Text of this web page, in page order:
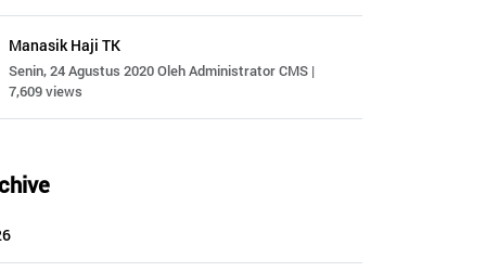
Manasik Haji TK
Senin, 24 Agustus 2020 Oleh Administrator CMS |
7,609 views